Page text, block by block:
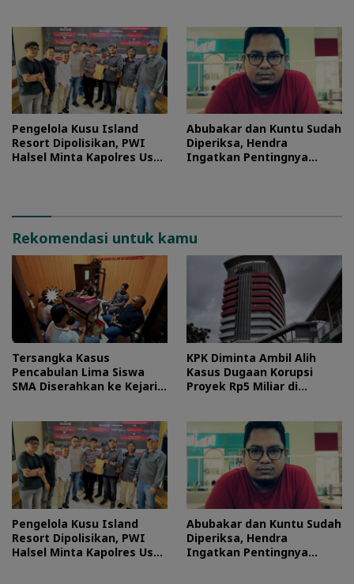
Pengelola Kusu Island
Resort Dipolisikan, PWI
Halsel Minta Kapolres Usut
Abubakar dan Kuntu Sudah
Diperiksa, Hendra
Ingatkan Pentingnya
Rekomendasi untuk kamu
Tersangka Kasus
Pencabulan Lima Siswa
SMA Diserahkan ke Kejari
KPK Diminta Ambil Alih
Kasus Dugaan Korupsi
Proyek Rp5 Miliar di
Pengelola Kusu Island
Resort Dipolisikan, PWI
Halsel Minta Kapolres Usut
Abubakar dan Kuntu Sudah
Diperiksa, Hendra
Ingatkan Pentingnya